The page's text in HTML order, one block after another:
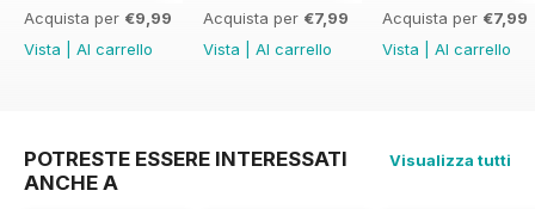
Acquista per €9,99
Vista
Al carrello
Acquista per €7,99
Vista
Al carrello
Acquista per €7,99
Vista
Al carrello
POTRESTE ESSERE INTERESSATI
ANCHE A
Visualizza tutti